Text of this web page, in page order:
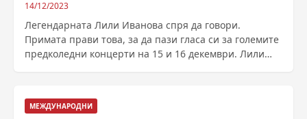
14/12/2023
Легендарната Лили Иванова спря да говори.
Примата прави това, за да пази гласа си за големите
предколедни концерти на 15 и 16 декември. Лили
МЕЖДУНАРОДНИ